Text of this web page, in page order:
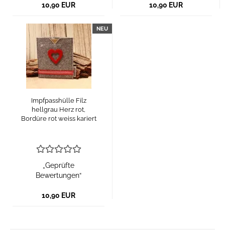
10,90 EUR 10,90 EUR
NEU
Impfpasshülle Filz
hellgrau Herz rot,
Bordüre rot weiss kariert
„Geprüfte
Bewertungen“
10,90 EUR